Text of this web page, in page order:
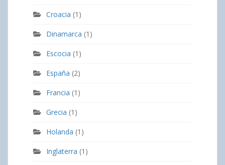
Croacia (1)
Dinamarca (1)
Escocia (1)
España (2)
Francia (1)
Grecia (1)
Holanda (1)
Inglaterra (1)